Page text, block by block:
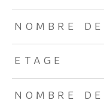
NOMBRE
ETAGE
NOMBRE